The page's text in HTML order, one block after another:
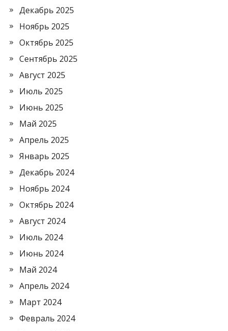
Декабрь 2025
Ноябрь 2025
Октябрь 2025
Сентябрь 2025
Август 2025
Июль 2025
Июнь 2025
Май 2025
Апрель 2025
Январь 2025
Декабрь 2024
Ноябрь 2024
Октябрь 2024
Август 2024
Июль 2024
Июнь 2024
Май 2024
Апрель 2024
Март 2024
Февраль 2024